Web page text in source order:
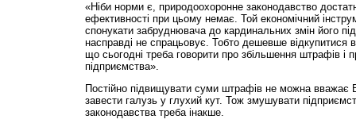
«Ніби норми є, природоохоронне законодавство
ефективності при цьому немає. Той економічний
спонукати забруднювача до кардинальних змін його
насправді не спрацьовує. Тобто дешевше
що сьогодні треба говорити про збільшення штрафів і
підприємства».
Постійно підвищувати суми штрафів не можна
завести галузь у глухий кут. Тож змушувати
законодавства треба інакше.